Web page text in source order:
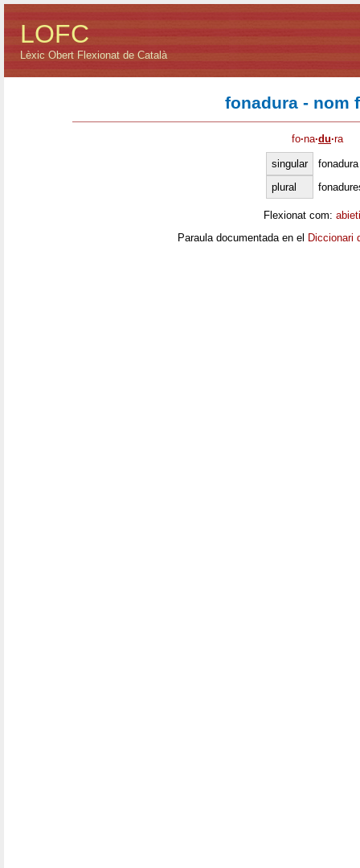
LOFC
Lèxic Obert Flexionat de Català
fonadura - nom
fo·na·du·ra
singular
fonadura
plural
Flexionat com:
Paraula documentada en el Diccionari